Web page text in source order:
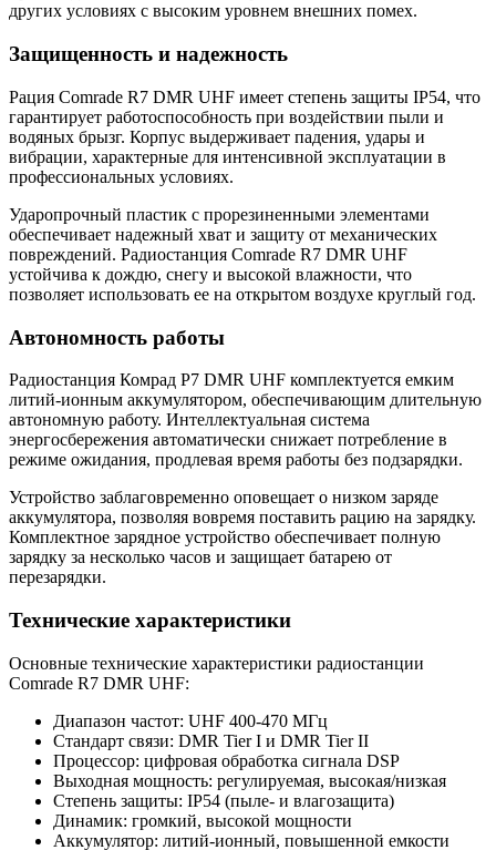
других условиях с высоким уровнем внешних помех.
Защищенность и надежность
Рация Comrade R7 DMR UHF имеет степень защиты IP54, что
гарантирует работоспособность при воздействии пыли и
водяных брызг. Корпус выдерживает падения, удары и
вибрации, характерные для интенсивной эксплуатации в
профессиональных условиях.
Ударопрочный пластик с прорезиненными элементами
обеспечивает надежный хват и защиту от механических
повреждений. Радиостанция Comrade R7 DMR UHF
устойчива к дождю, снегу и высокой влажности, что
позволяет использовать ее на открытом воздухе круглый год.
Автономность работы
Радиостанция Комрад Р7 DMR UHF комплектуется емким
литий-ионным аккумулятором, обеспечивающим длительную
автономную работу. Интеллектуальная система
энергосбережения автоматически снижает потребление в
режиме ожидания, продлевая время работы без подзарядки.
Устройство заблаговременно оповещает о низком заряде
аккумулятора, позволяя вовремя поставить рацию на зарядку.
Комплектное зарядное устройство обеспечивает полную
зарядку за несколько часов и защищает батарею от
перезарядки.
Технические характеристики
Основные технические характеристики радиостанции
Comrade R7 DMR UHF:
Диапазон частот: UHF 400-470 МГц
Стандарт связи: DMR Tier I и DMR Tier II
Процессор: цифровая обработка сигнала DSP
Выходная мощность: регулируемая, высокая/низкая
Степень защиты: IP54 (пыле- и влагозащита)
Динамик: громкий, высокой мощности
Аккумулятор: литий-ионный, повышенной емкости